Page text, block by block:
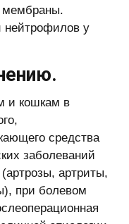
мембраны.
нейтрофилов у
и кошкам в
средства
заболеваний
(артрозы, артриты,
при болевом